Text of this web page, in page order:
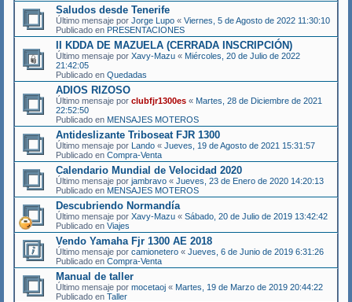
Saludos desde Tenerife
Último mensaje por Jorge Lupo « Viernes, 5 de Agosto de 2022 11:30:10
Publicado en PRESENTACIONES
II KDDA DE MAZUELA (CERRADA INSCRIPCIÓN)
Último mensaje por Xavy-Mazu « Miércoles, 20 de Julio de 2022
21:42:05
Publicado en Quedadas
ADIOS RIZOSO
Último mensaje por clubfjr1300es « Martes, 28 de Diciembre de 2021
22:52:50
Publicado en MENSAJES MOTEROS
Antideslizante Triboseat FJR 1300
Último mensaje por Lando « Jueves, 19 de Agosto de 2021 15:31:57
Publicado en Compra-Venta
Calendario Mundial de Velocidad 2020
Último mensaje por jambravo « Jueves, 23 de Enero de 2020 14:20:13
Publicado en MENSAJES MOTEROS
Descubriendo Normandía
Último mensaje por Xavy-Mazu « Sábado, 20 de Julio de 2019 13:42:42
Publicado en Viajes
Vendo Yamaha Fjr 1300 AE 2018
Último mensaje por camionetero « Jueves, 6 de Junio de 2019 6:31:26
Publicado en Compra-Venta
Manual de taller
Último mensaje por mocetaoj « Martes, 19 de Marzo de 2019 20:44:22
Publicado en Taller